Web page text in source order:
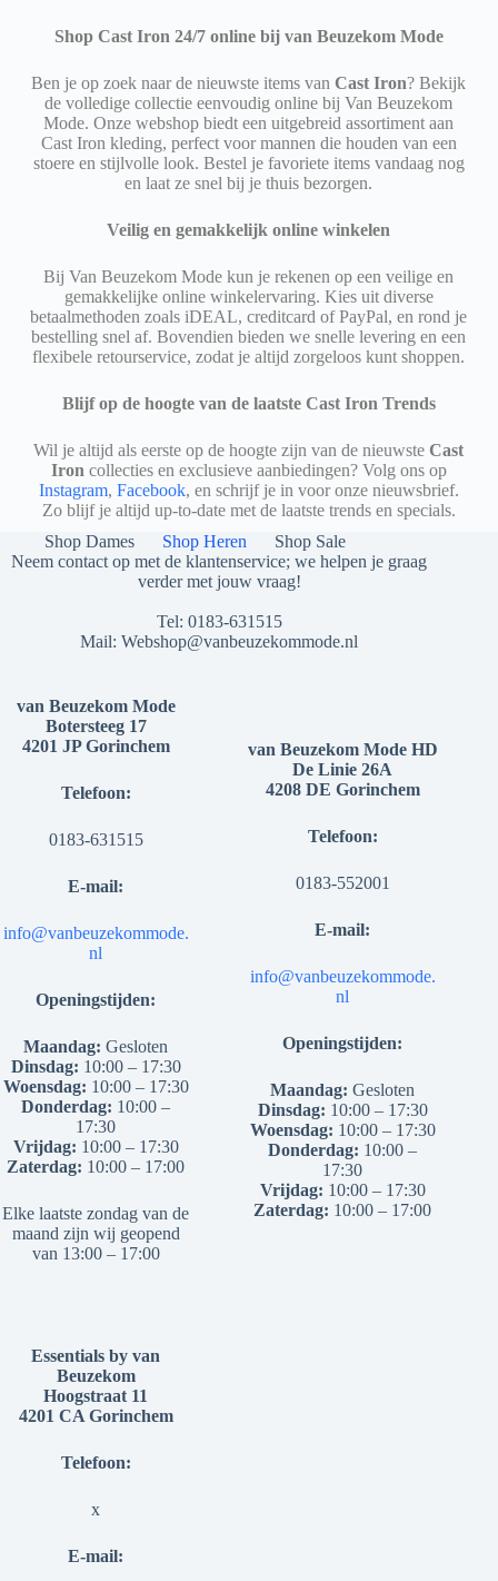
Shop Cast Iron 24/7 online bij van Beuzekom Mode
Ben je op zoek naar de nieuwste items vanCast Iron? Bekijk
de volledige collectie eenvoudig online bij Van Beuzekom
Mode. Onze webshop biedt een uitgebreid assortiment aan
Cast Iron kleding, perfect voor mannen die houden van een
stoere en stijlvolle look. Bestel je favoriete items vandaag nog
en laat ze snel bij je thuis bezorgen.
Veilig en gemakkelijk online winkelen
Bij Van Beuzekom Mode kun je rekenen op een veilige en
gemakkelijke online winkelervaring. Kies uit diverse
betaalmethoden zoals iDEAL, creditcard of PayPal, en rond je
bestelling snel af. Bovendien bieden we snelle levering en een
flexibele retourservice, zodat je altijd zorgeloos kunt shoppen.
Blijf op de hoogte van de laatste Cast Iron Trends
Wil je altijd als eerste op de hoogte zijn van de nieuwsteCast
Iron collecties en exclusieve aanbiedingen? Volg ons op
Instagram, Facebook, en schrijf je in voor onze nieuwsbrief.
Zo blijf je altijd up-to-date met de laatste trends en specials.
Shop Dames
Shop Heren
Shop Sale
Neem contact op met de klantenservice; we helpen je graag
verder met jouw vraag!
Tel: 0183-631515
Mail:Webshop@vanbeuzekommode.nl
van Beuzekom Mode
Botersteeg 17
4201 JP Gorinchem
Telefoon:
0183-631515
E-mail:
info@vanbeuzekommode.
nl
Openingstijden:
Maandag: Gesloten
Dinsdag: 10:00 – 17:30
Woensdag: 10:00 – 17:30
Donderdag: 10:00 –
17:30
Vrijdag: 10:00 – 17:30
Zaterdag: 10:00 – 17:00
Elke laatste zondag van de
maand zijn wij geopend
van 13:00 – 17:00
van Beuzekom Mode HD
De Linie 26A
4208 DE Gorinchem
Telefoon:
0183-552001
E-mail:
info@vanbeuzekommode.
nl
Openingstijden:
Maandag: Gesloten
Dinsdag: 10:00 – 17:30
Woensdag: 10:00 – 17:30
Donderdag: 10:00 –
17:30
Vrijdag: 10:00 – 17:30
Zaterdag: 10:00 – 17:00
Essentials by van
Beuzekom
Hoogstraat 11
4201 CA Gorinchem
Telefoon:
x
E-mail: